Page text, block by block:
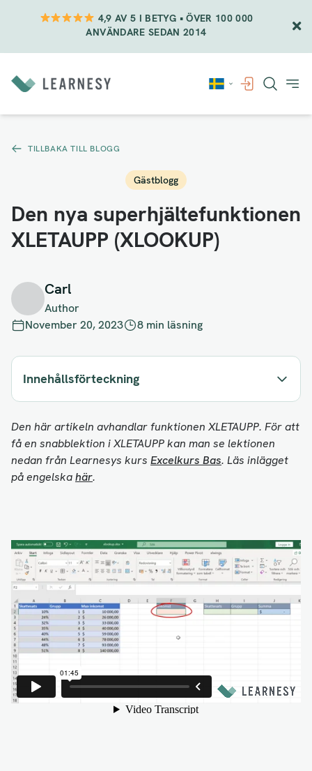
4,9 AV 5 I BETYG • ÖVER 100 000
ANVÄNDARE SEDAN 2014
till
innehåll
TILLBAKA TILL BLOGG
Gästblogg
Den nya superhjältefunktionen
XLETAUPP (XLOOKUP)
Carl
Author
November 20, 2023
8 min läsning
Innehållsförteckning
Den här artikeln avhandlar funktionen XLETAUPP. För att
få en snabblektion i XLETAUPP kan man se lektionen
nedan från Learnesys kurs Excelkurs Bas. Läs inlägget
på engelskahär.